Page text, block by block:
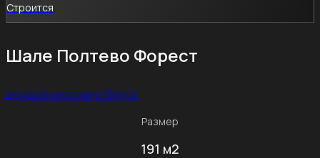
Строится
Шале Полтево Форест
дома из клееного бруса
Размер
191 м2